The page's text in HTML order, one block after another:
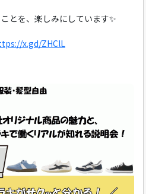
とを、楽しみにしています✨
x.gd/ZHClL